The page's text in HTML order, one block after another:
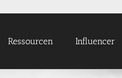
Ressourcen Influencer